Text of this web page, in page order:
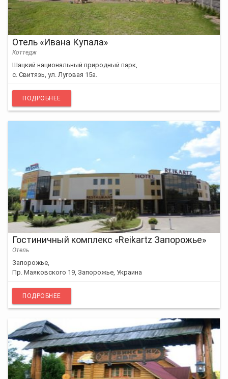
Отель «Ивана Купала»
Коттедж
Шацкий национальный природный парк,
с. Свитязь, ул. Луговая 15а.
ПОДРОБНЕЕ
Гостиничный комплекс «Reikartz Запорожье»
Отель
Запорожье,
Пр. Маяковского 19, Запорожье, Украина
ПОДРОБНЕЕ